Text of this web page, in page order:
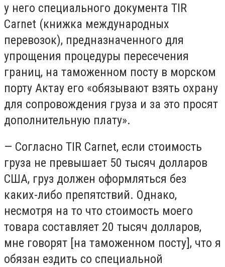
у него специального документа TIR
Carnet (книжка международных
перевозок), предназначенного для
упрощения процедуры пересечения
границ, на таможенном посту в морском
порту Актау его «обязывают взять охрану
для сопровождения груза и за это просят
дополнительную плату».
— Согласно TIR Carnet, если стоимость
груза не превышает 50 тысяч долларов
США, груз должен оформляться без
каких-либо препятствий. Однако,
несмотря на то что стоимость моего
товара составляет 20 тысяч долларов,
мне говорят [на таможенном посту], что я
обязан ездить со специальной